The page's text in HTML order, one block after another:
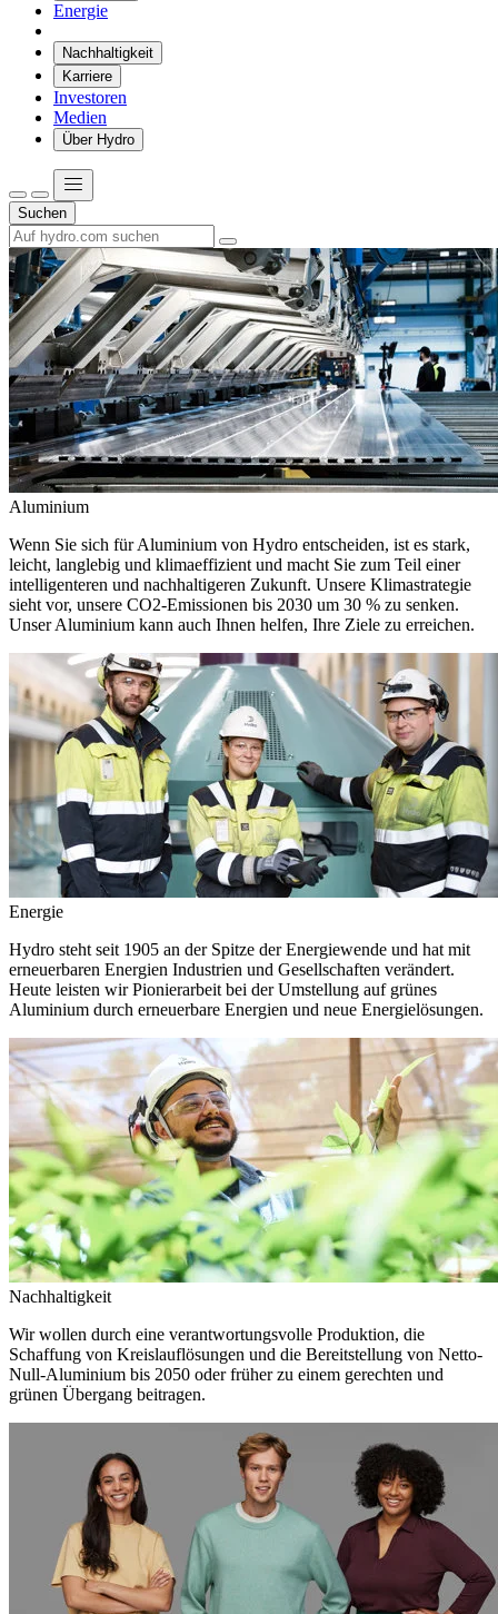
Energie
Nachhaltigkeit
Karriere
Investoren
Medien
Über Hydro
Suchen
Aluminium
Wenn Sie sich für Aluminium von Hydro entscheiden, ist es stark,
leicht, langlebig und klimaeffizient und macht Sie zum Teil einer
intelligenteren und nachhaltigeren Zukunft. Unsere Klimastrategie
sieht vor, unsere CO2-Emissionen bis 2030 um 30 % zu senken.
Unser Aluminium kann auch Ihnen helfen, Ihre Ziele zu erreichen.
Energie
Hydro steht seit 1905 an der Spitze der Energiewende und hat mit
erneuerbaren Energien Industrien und Gesellschaften verändert.
Heute leisten wir Pionierarbeit bei der Umstellung auf grünes
Aluminium durch erneuerbare Energien und neue Energielösungen.
Nachhaltigkeit
Wir wollen durch eine verantwortungsvolle Produktion, die
Schaffung von Kreislauflösungen und die Bereitstellung von Netto-
Null-Aluminium bis 2050 oder früher zu einem gerechten und
grünen Übergang beitragen.